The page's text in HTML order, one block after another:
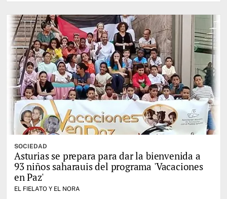
SOCIEDAD
Asturias se prepara para dar la bienvenida a
93 niños saharauis del programa 'Vacaciones
en Paz'
EL FIELATO Y EL NORA